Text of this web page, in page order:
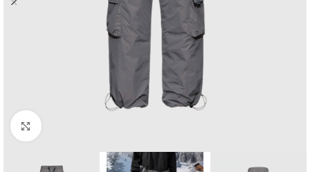
Click to enlarge